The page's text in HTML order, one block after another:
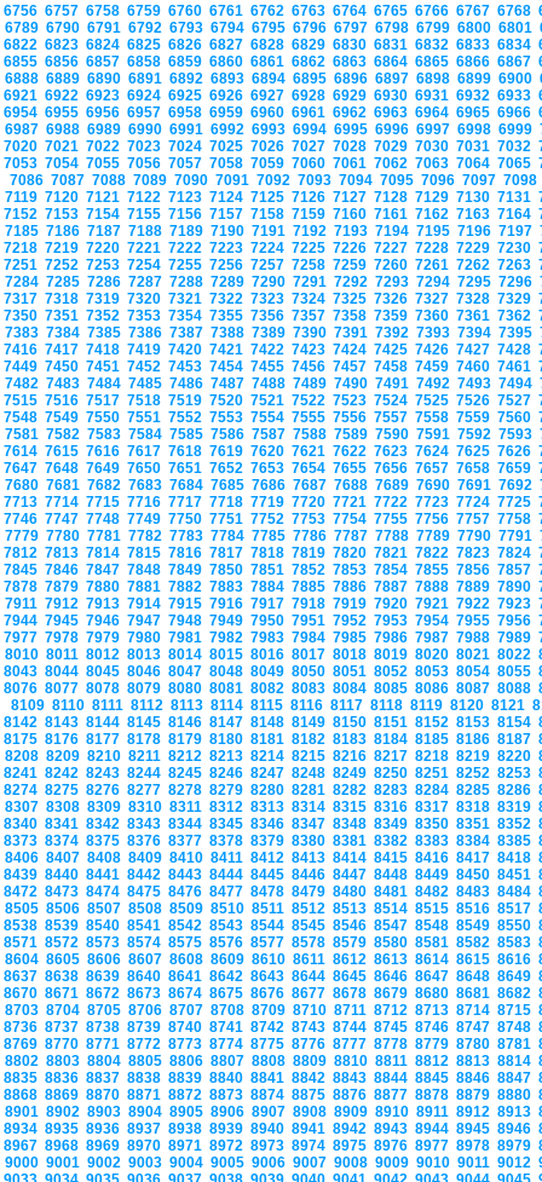
6756 6757 6758 6759 6760 6761 6762 6763 6764 6765 6766 6767 6768
6789 6790 6791 6792 6793 6794 6795 6796 6797 6798 6799 6800 6801
6822 6823 6824 6825 6826 6827 6828 6829 6830 6831 6832 6833 6834
6855 6856 6857 6858 6859 6860 6861 6862 6863 6864 6865 6866 6867
6888 6889 6890 6891 6892 6893 6894 6895 6896 6897 6898 6899 6900
6921 6922 6923 6924 6925 6926 6927 6928 6929 6930 6931 6932 6933
6954 6955 6956 6957 6958 6959 6960 6961 6962 6963 6964 6965 6966
6987 6988 6989 6990 6991 6992 6993 6994 6995 6996 6997 6998 6999
7020 7021 7022 7023 7024 7025 7026 7027 7028 7029 7030 7031 7032
7053 7054 7055 7056 7057 7058 7059 7060 7061 7062 7063 7064 7065
7086 7087 7088 7089 7090 7091 7092 7093 7094 7095 7096 7097
7119 7120 7121 7122 7123 7124 7125 7126 7127 7128 7129 7130 7131
7152 7153 7154 7155 7156 7157 7158 7159 7160 7161 7162 7163 7164
7185 7186 7187 7188 7189 7190 7191 7192 7193 7194 7195 7196 7197
7218 7219 7220 7221 7222 7223 7224 7225 7226 7227 7228 7229 7230
7251 7252 7253 7254 7255 7256 7257 7258 7259 7260 7261 7262 7263
7284 7285 7286 7287 7288 7289 7290 7291 7292 7293 7294 7295 7296
7317 7318 7319 7320 7321 7322 7323 7324 7325 7326 7327 7328 7329
7350 7351 7352 7353 7354 7355 7356 7357 7358 7359 7360 7361 7362
7383 7384 7385 7386 7387 7388 7389 7390 7391 7392 7393 7394 7395
7416 7417 7418 7419 7420 7421 7422 7423 7424 7425 7426 7427 7428
7449 7450 7451 7452 7453 7454 7455 7456 7457 7458 7459 7460 7461
7482 7483 7484 7485 7486 7487 7488 7489 7490 7491 7492 7493 7494
7515 7516 7517 7518 7519 7520 7521 7522 7523 7524 7525 7526 7527
7548 7549 7550 7551 7552 7553 7554 7555 7556 7557 7558 7559 7560
7581 7582 7583 7584 7585 7586 7587 7588 7589 7590 7591 7592 7593
7614 7615 7616 7617 7618 7619 7620 7621 7622 7623 7624 7625 7626
7647 7648 7649 7650 7651 7652 7653 7654 7655 7656 7657 7658 7659
7680 7681 7682 7683 7684 7685 7686 7687 7688 7689 7690 7691 7692
7713 7714 7715 7716 7717 7718 7719 7720 7721 7722 7723 7724 7725
7746 7747 7748 7749 7750 7751 7752 7753 7754 7755 7756 7757 7758
7779 7780 7781 7782 7783 7784 7785 7786 7787 7788 7789 7790 7791
7812 7813 7814 7815 7816 7817 7818 7819 7820 7821 7822 7823 7824
7845 7846 7847 7848 7849 7850 7851 7852 7853 7854 7855 7856 7857
7878 7879 7880 7881 7882 7883 7884 7885 7886 7887 7888 7889 7890
7911 7912 7913 7914 7915 7916 7917 7918 7919 7920 7921 7922 7923
7944 7945 7946 7947 7948 7949 7950 7951 7952 7953 7954 7955 7956
7977 7978 7979 7980 7981 7982 7983 7984 7985 7986 7987 7988 7989
8010 8011 8012 8013 8014 8015 8016 8017 8018 8019 8020 8021 8022
8043 8044 8045 8046 8047 8048 8049 8050 8051 8052 8053 8054 8055
8076 8077 8078 8079 8080 8081 8082 8083 8084 8085 8086 8087 8088
8109 8110 8111 8112 8113 8114 8115 8116 8117 8118 8119 8120 8121
8142 8143 8144 8145 8146 8147 8148 8149 8150 8151 8152 8153 8154
8175 8176 8177 8178 8179 8180 8181 8182 8183 8184 8185 8186 8187
8208 8209 8210 8211 8212 8213 8214 8215 8216 8217 8218 8219 8220
8241 8242 8243 8244 8245 8246 8247 8248 8249 8250 8251 8252 8253
8274 8275 8276 8277 8278 8279 8280 8281 8282 8283 8284 8285 8286
8307 8308 8309 8310 8311 8312 8313 8314 8315 8316 8317 8318 8319
8340 8341 8342 8343 8344 8345 8346 8347 8348 8349 8350 8351 8352
8373 8374 8375 8376 8377 8378 8379 8380 8381 8382 8383 8384 8385
8406 8407 8408 8409 8410 8411 8412 8413 8414 8415 8416 8417 8418
8439 8440 8441 8442 8443 8444 8445 8446 8447 8448 8449 8450 8451
8472 8473 8474 8475 8476 8477 8478 8479 8480 8481 8482 8483 8484
8505 8506 8507 8508 8509 8510 8511 8512 8513 8514 8515 8516 8517
8538 8539 8540 8541 8542 8543 8544 8545 8546 8547 8548 8549 8550
8571 8572 8573 8574 8575 8576 8577 8578 8579 8580 8581 8582 8583
8604 8605 8606 8607 8608 8609 8610 8611 8612 8613 8614 8615 8616
8637 8638 8639 8640 8641 8642 8643 8644 8645 8646 8647 8648 8649
8670 8671 8672 8673 8674 8675 8676 8677 8678 8679 8680 8681 8682
8703 8704 8705 8706 8707 8708 8709 8710 8711 8712 8713 8714 8715
8736 8737 8738 8739 8740 8741 8742 8743 8744 8745 8746 8747 8748
8769 8770 8771 8772 8773 8774 8775 8776 8777 8778 8779 8780 8781
8802 8803 8804 8805 8806 8807 8808 8809 8810 8811 8812 8813 8814
8835 8836 8837 8838 8839 8840 8841 8842 8843 8844 8845 8846 8847
8868 8869 8870 8871 8872 8873 8874 8875 8876 8877 8878 8879 8880
8901 8902 8903 8904 8905 8906 8907 8908 8909 8910 8911 8912 8913
8934 8935 8936 8937 8938 8939 8940 8941 8942 8943 8944 8945 8946
8967 8968 8969 8970 8971 8972 8973 8974 8975 8976 8977 8978 8979
9000 9001 9002 9003 9004 9005 9006 9007 9008 9009 9010 9011 9012